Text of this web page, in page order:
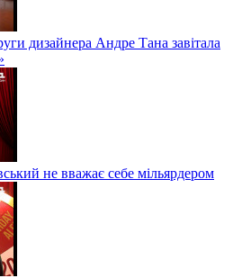
дизайнера Андре Тана завітала
не вважає себе мільярдером